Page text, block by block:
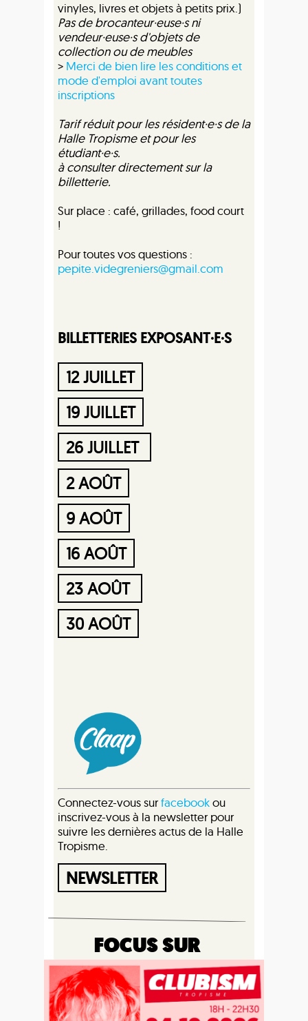
vinyles, livres et objets à petits prix.)
Pas de brocanteur·euse·s ni
vendeur·euse·s d'objets de
collection ou de meubles
> Merci de bien lire les conditions et
mode d'emploi avant toutes
inscriptions
Tarif réduit pour les résident·e·s de la
Halle Tropisme et pour les
étudiant·e·s.
à consulter directement sur la
billetterie.
Sur place : café, grillades, food court
!
Pour toutes vos questions :
pepite.videgreniers@gmail.com
BILLETTERIES EXPOSANT·E·S
12 JUILLET
19 JUILLET
26 JUILLET
2 AOÛT
9 AOÛT
16 AOÛT
23 AOÛT
30 AOÛT
Connectez-vous surfacebookou
inscrivez-vous à la newsletter pour
suivre les dernières actus de la Halle
Tropisme.
NEWSLETTER
FOCUS SUR